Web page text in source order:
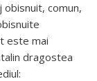
comun,
este mai
dragostea